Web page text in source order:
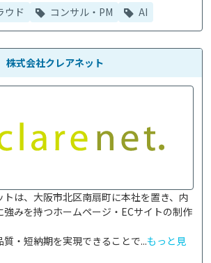
ウド コンサル・PM AI
株式会社クレアネット
は、大阪市北区南扇町に本社を置き、内
みを持つホームページ・ECサイトの制作
・短納期を実現できることで...もっと見